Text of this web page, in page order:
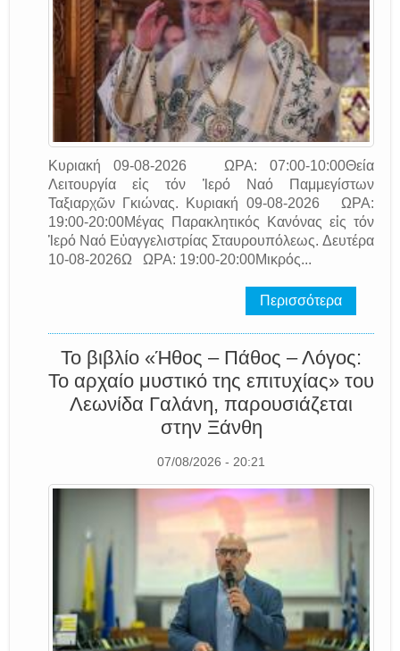
Κυριακή 09-08-2026 ΩΡΑ: 07:00-10:00Θεία
Λειτουργία εἰς τόν Ἱερό Ναό Παμμεγίστων
Ταξιαρχῶν Γκιώνας. Κυριακή 09-08-2026 ΩΡΑ:
19:00-20:00Μέγας Παρακλητικός Κανόνας εἰς τόν
Ἱερό Ναό Εὐαγγελιστρίας Σταυρουπόλεως. Δευτέρα
10-08-2026Ω ΩΡΑ: 19:00-20:00Μικρός...
Περισσότερα
Το βιβλίο «Ήθος – Πάθος – Λόγος:
Το αρχαίο μυστικό της επιτυχίας» του
Λεωνίδα Γαλάνη, παρουσιάζεται
στην Ξάνθη
07/08/2026 - 20:21